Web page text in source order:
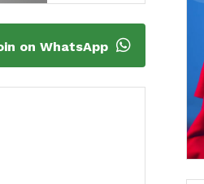
on WhatsApp